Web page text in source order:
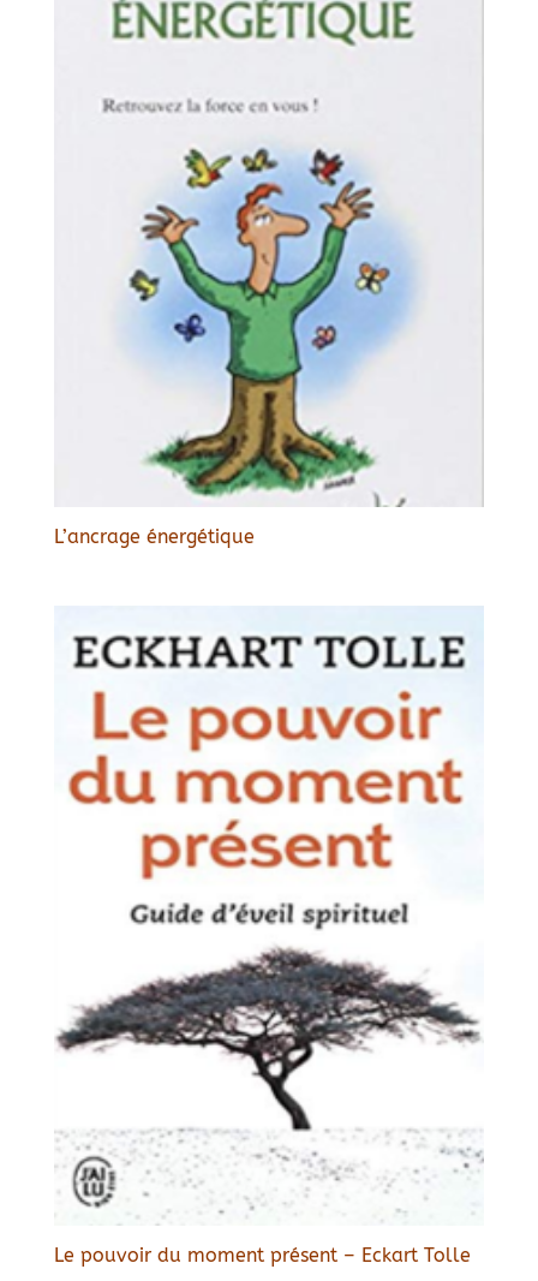
L’ancrage énergétique
Le pouvoir du moment présent – Eckart Tolle